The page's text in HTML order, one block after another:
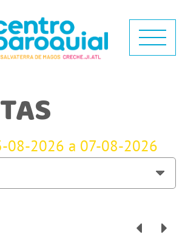
08-2026 a 07-08-2026